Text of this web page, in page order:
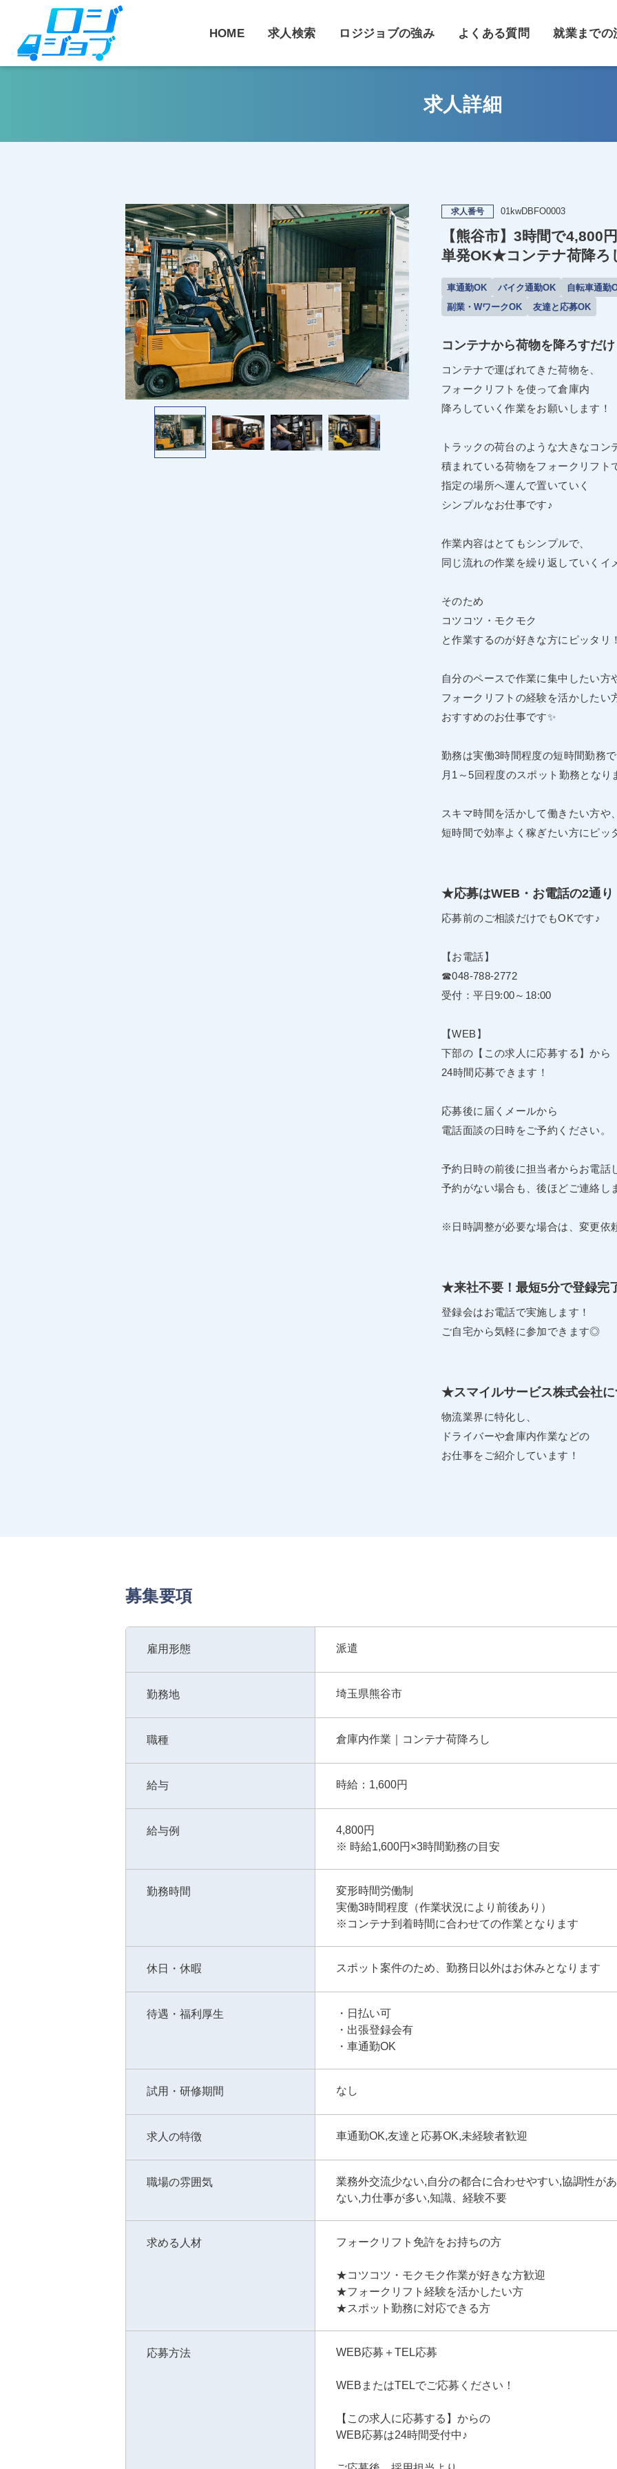
HOME 求人検索 ロジジョブの強み よくある質問 就業までの
求人詳細
求人番号 01kwDBFO0003
【熊谷市】3時間で
単発OK★コンテナ荷降ろ
車通勤OK バイク通勤OK 自転車通勤
副業・WワークOK
友達と応募OK
コンテナから荷物を降ろすだけ
コンテナで運ばれてきた荷物を、
フォークリフトを使って倉庫内
降ろしていく作業をお願いします！
トラックの荷台のような大きなコン
積まれている荷物をフォークリフト
指定の場所へ運んで置いていく
シンプルなお仕事です♪
作業内容はとてもシンプルで、
同じ流れの作業を繰り返していくイ
そのため
コツコツ・モクモク
と作業するのが好きな方にピッタリ！
自分のペースで作業に集中したい方
フォークリフトの経験を活かしたい
おすすめのお仕事です✨
勤務は実働3時間程度の短時間勤務で
月1～5回程度のスポット勤務となり
スキマ時間を活かして働きたい方や、
短時間で効率よく稼ぎたい方にピッ
★応募はWEB・お電話の2通
応募前のご相談だけでもOKです♪
【お電話】
☎048-788-2772
受付：平日9:00～18:00
【WEB】
下部の【この求人に応募する】から
24時間応募できます！
応募後に届くメールから
電話面談の日時をご予約ください。
予約日時の前後に担当者からお電話
予約がない場合も、後ほどご連絡
※日時調整が必要な場合は、変更依
★来社不要！最短5分で登録完
登録会はお電話で実施します！
ご自宅から気軽に参加できます◎
★スマイルサービス株式会社
物流業界に特化し、
ドライバーや倉庫内作業などの
お仕事をご紹介しています！
募集要項
雇用形態 派遣
勤務地 埼玉県熊谷市
職種 倉庫内作業｜コンテナ荷降ろし
給与 時給：1,600円
給与例
4,800円
※ 時給1,600円×3時間勤務の目安
勤務時間
変形時間労働制
実働3時間程度（作業状況により前後あり）
※コンテナ到着時間に合わせての作業となります
休日・休暇 スポット案件のため、勤務日以外はお休みとなります
待遇・福利厚生
・日払い可
・出張登録会有
・車通勤OK
試用・研修期間 なし
求人の特徴 車通勤OK,友達と応募OK,未経験者歓迎
職場の雰囲気
業務外交流少ない,自分の都合に合わせやすい,協調性が
ない,力仕事が多い,知識、経験不要
求める人材 フォークリフト免許をお持ちの方
★コツコツ・モクモク作業が好きな方歓迎
★フォークリフト経験を活かしたい方
★スポット勤務に対応できる方
応募方法 WEB応募＋TEL応募
WEBまたはTELでご応募ください！
【この求人に応募する】からの
WEB応募は24時間受付中♪